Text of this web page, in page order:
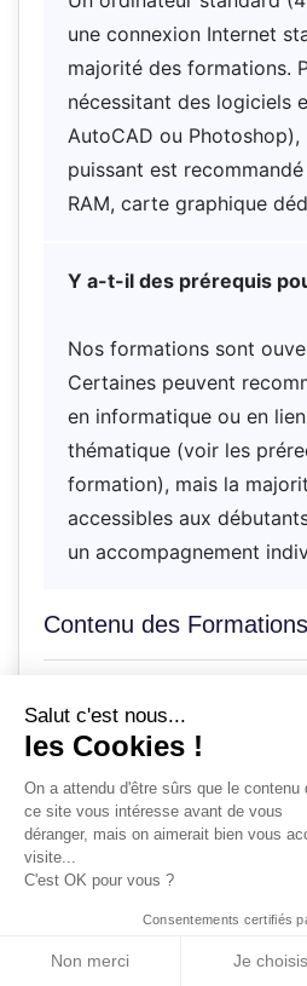
une connexion Internet
majorité des formations.
nécessitant des logiciels
AutoCAD ou
puissant est
RAM, carte graphique
Y a-t-il des prérequis
Nos formations sont
Certaines peuvent
en informatique ou en
thématique (voir les
formation), mais la
accessibles aux
un accompagnement
Contenu des Formations
Suivi Pédagogique
Financement
Salut c'est nous...
les Cookies !
On a attendu d'être sûrs que le contenu
ce site vous intéresse avant de vous
déranger, mais on aimerait bien vous
visite...
C'est OK pour vous ?
Consentements certifiés
Non merci Je choisis